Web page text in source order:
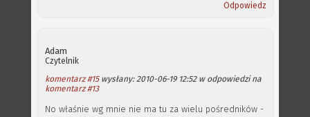
Odpowiedz
Adam
Czytelnik
komentarz #15wysłany: 2010-06-19 12:52 w odpowiedzi na
komentarz #13
No właśnie wg mnie nie ma tu za wielu pośredników -